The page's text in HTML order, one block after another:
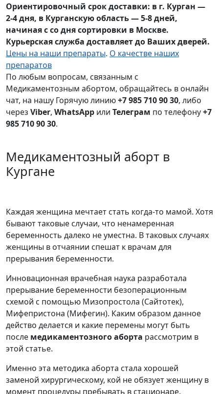
Ориентировочный срок доставки: в г. Курган —
2-4 дня, в Курганскую область — 5-8 дней,
начиная с со дня сортировки в Москве.
Курьерская служба доставляет до Ваших дверей.
Цены на наши препараты. О качестве наших
препаратов
По любым вопросам, связанным с
Медикаментозным абортом, обращайтесь в онлайн
чат, на нашу Горячую линию+7 985 710 90 30, либо
через Viber, WhatsApp или Телеграм по телефону+7
985 710 90 30.
Медикаментозный аборт в
Кургане
Каждая женщина мечтает стать когда-то мамой. Хотя
бывают таковые случаи, что ненамеренная
беременность далеко не уместна. В таковых случаях
женщины в отчаянии спешат к врачам для
прерывания беременности.
Инновационная врачебная наука разработала
прерывание беременности безоперационным
схемой с помощью Мизопростола (Сайтотек),
Мифепристона (Мифегин). Каким образом данное
действо делается и какие перемены могут быть
после медикаментозного аборта рассмотрим в
этой статье.
Именно эта методика аборта стала хорошей
заменой хирургическому, кой не обязует женщину в
момент процедуры пребывать в стационаре.